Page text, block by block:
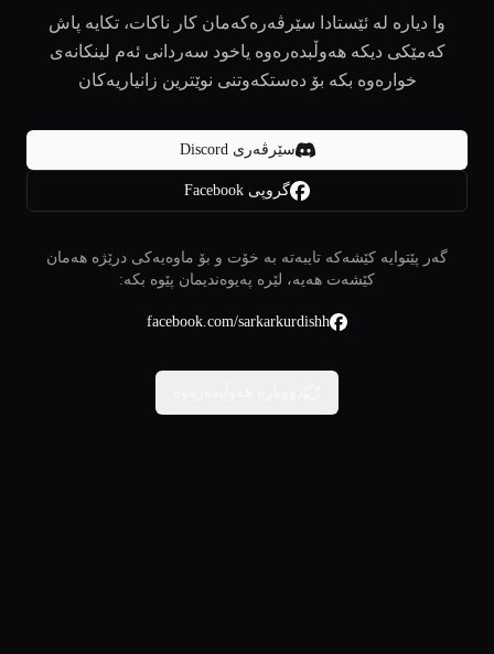
وا دیارە لە ئێستادا سێرڤەرەکەمان کار ناکات، تکایە پاش
کەمێکی دیکە هەوڵبدەرەوە یاخود سەردانی ئەم لینکانەی
خوارەوە بکە بۆ دەستکەوتنی نوێترین زانیاریەکان
سێرڤەری Discord
گروپی Facebook
گەر پێتوایە کێشەکە تایبەتە بە خۆت و بۆ ماوەیەکی درێژە هەمان
کێشەت هەیە، لێرە پەیوەندیمان پێوە بکە:
facebook.com/sarkarkurdishh